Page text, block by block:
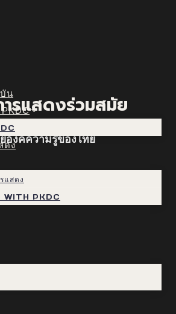
น
ดง
แสดง
WITH PKDC
รแสดงร่วมสมัย
องค์ความรู้ของไทย